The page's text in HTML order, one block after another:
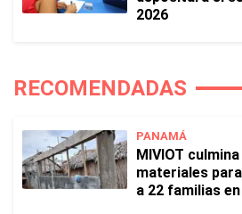
2026
RECOMENDADAS
PANAMÁ
MIVIOT
materiales
a 22 familias en